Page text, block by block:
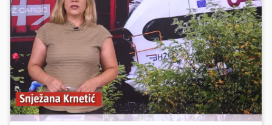
Pokretanje videa...